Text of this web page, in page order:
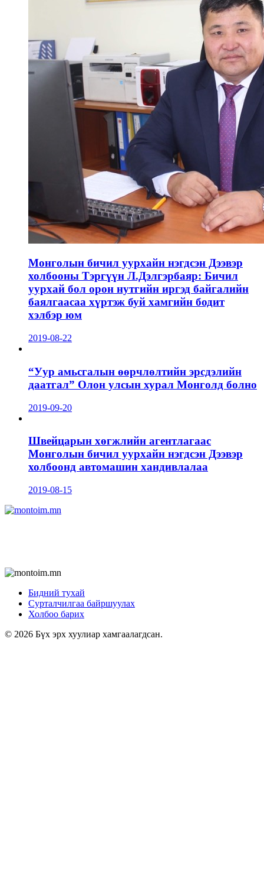
Монголын бичил уурхайн нэгдсэн Дээвэр
холбооны Тэргүүн Л.Дэлгэрбаяр: Бичил
уурхай бол орон нутгийн иргэд байгалийн
баялгаасаа хүртэж буй хамгийн бодит
хэлбэр юм
2019-08-22
“Уур амьсгалын өөрчлөлтийн эрсдэлийн
даатгал” Олон улсын хурал Монголд болно
2019-09-20
Швейцарын хөгжлийн агентлагаас
Монголын бичил уурхайн нэгдсэн Дээвэр
холбоонд автомашин хандивлалаа
2019-08-15
Бидний тухай
Сурталчилгаа байршуулах
Холбоо барих
© 2026 Бүх эрх хуулиар хамгаалагдсан.